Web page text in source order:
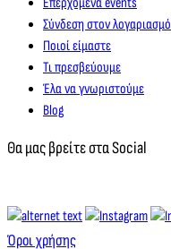
Σύνδεση στον λογαριασμό
Ποιοί είμαστε
Τι πρεσβεύουμε
Έλα να γνωριστούμε
Blog
Θα μας βρείτε στα Social
Όροι χρήσης